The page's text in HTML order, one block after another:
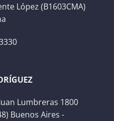
López (B1603CMA)
Lumbreras 1800
Buenos Aires -